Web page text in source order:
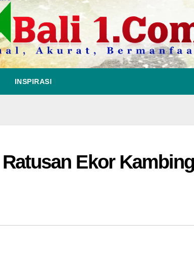
INSPIRASI
Ekor